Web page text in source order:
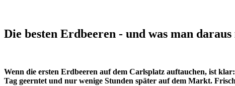
Die besten Erdbeeren - und was man
Wenn die ersten Erdbeeren auf dem Carlsplatz auftauchen, ist
Tag geerntet und nur wenige Stunden später auf dem Markt.